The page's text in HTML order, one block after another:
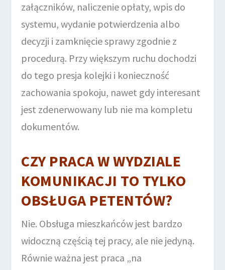
załączników, naliczenie opłaty, wpis do
systemu, wydanie potwierdzenia albo
decyzji i zamknięcie sprawy zgodnie z
procedurą. Przy większym ruchu dochodzi
do tego presja kolejki i konieczność
zachowania spokoju, nawet gdy interesant
jest zdenerwowany lub nie ma kompletu
dokumentów.
CZY PRACA W WYDZIALE
KOMUNIKACJI TO TYLKO
OBSŁUGA PETENTÓW?
Nie. Obsługa mieszkańców jest bardzo
widoczną częścią tej pracy, ale nie jedyną.
Równie ważna jest praca „na